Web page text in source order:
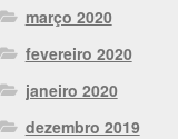
março 2020
fevereiro 2020
janeiro 2020
dezembro 2019